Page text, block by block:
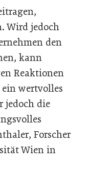
Wird jedoch
den
kann
Reaktionen
wertvolles
jedoch die
Forscher
Wien in